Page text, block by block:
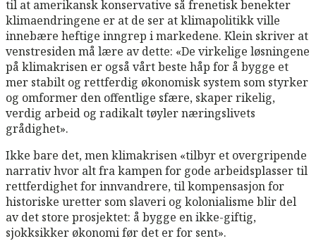
til at amerikansk konservative så frenetisk benekter
klimaendringene er at de ser at klimapolitikk ville
innebære heftige inngrep i markedene. Klein skriver at
venstresiden må lære av dette: «De virkelige løsningene
på klimakrisen er også vårt beste håp for å bygge et
mer stabilt og rettferdig økonomisk system som styrker
og omformer den offentlige sfære, skaper rikelig,
verdig arbeid og radikalt tøyler næringslivets
grådighet».
Ikke bare det, men klimakrisen «tilbyr et overgripende
narrativ hvor alt fra kampen for gode arbeidsplasser til
rettferdighet for innvandrere, til kompensasjon for
historiske uretter som slaveri og kolonialisme blir del
av det store prosjektet: å bygge en ikke-giftig,
sjokksikker økonomi før det er for sent».